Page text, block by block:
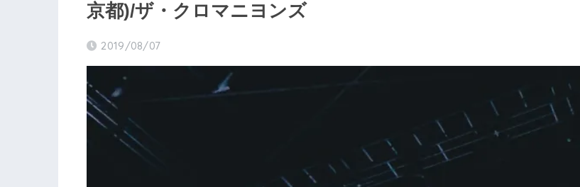
京都)/ザ・クロマニヨンズ
2019/08/07